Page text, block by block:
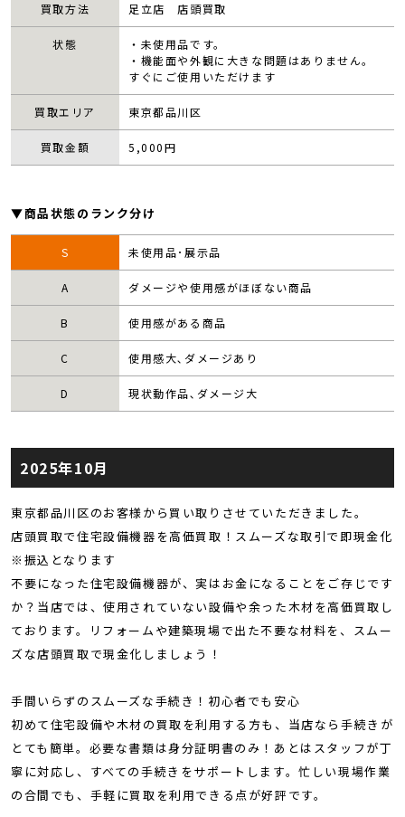
買取方法 足立店 店頭買取
状態
・未使用品です。
・機能面や外観に大きな問題はありません。
すぐにご使用いただけます
買取エリア 東京都品川区
買取金額 5,000円
▼商品状態のランク分け
S 未使用品･展示品
A ダメージや使用感がほぼない商品
B 使用感がある商品
C 使用感大､ダメージあり
D 現状動作品､ダメージ大
2025年10月
東京都品川区のお客様から買い取りさせていただきました。
店頭買取で住宅設備機器を高価買取！スムーズな取引で即現金化
※振込となります
不要になった住宅設備機器が、実はお金になることをご存じです
か？当店では、使用されていない設備や余った木材を高価買取し
ております。リフォームや建築現場で出た不要な材料を、スムー
ズな店頭買取で現金化しましょう！
手間いらずのスムーズな手続き！初心者でも安心
初めて住宅設備や木材の買取を利用する方も、当店なら手続きが
とても簡単。必要な書類は身分証明書のみ！あとはスタッフが丁
寧に対応し、すべての手続きをサポートします。忙しい現場作業
の合間でも、手軽に買取を利用できる点が好評です。